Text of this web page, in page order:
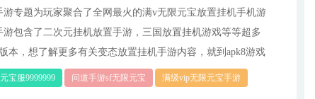
专题为玩家聚合了全网最火的满v无限元宝放置挂机手机游
包含了二次元挂机放置手游，三国放置挂机游戏等等超多
本，想了解更多有关变态放置挂机手游内容，就到apk8游戏
宝服9999999 问道手游sf无限元宝 满级vip无限元宝手游